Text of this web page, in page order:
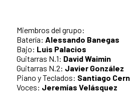
Miembros del grupo:
Batería: Alessando Banegas
Bajo: Luis Palacios
Guitarras N.1: David Waimin
Guitarras N.2: Javier González
Piano y Teclados: Santiago
Voces: Jeremías Velásquez